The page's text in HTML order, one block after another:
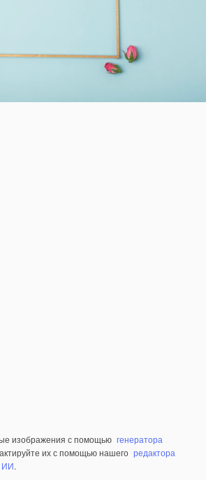
изображения с помощью генератора
их с помощью нашего редактора
ИИ.